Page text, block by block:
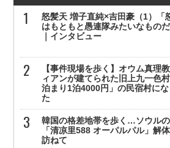
怒髪天 増子直純×吉田豪（1）「
はもともと愚連隊みたいなものだ
｜インタビュー
【事件現場を歩く】オウム真理
ィアンが建てられた旧上九一色
泊まり1泊4000円」の民宿村に
た
韓国の格差地帯を歩く…ソウル
「清凉里588 オーパルパル」解
訪ねて